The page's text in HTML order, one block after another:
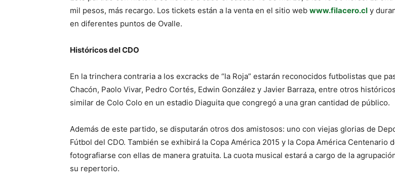
mil pesos, más recargo. Los tickets están a la venta en el sitio web www.filacero.cl y
en diferentes puntos de Ovalle.
Históricos del CDO
En la trinchera contraria a los excracks de “la Roja” estarán reconocidos futbolistas que
Chacón, Paolo Vivar, Pedro Cortés, Edwin González y Javier Barraza, entre otros
similar de Colo Colo en un estadio Diaguita que congregó a una gran cantidad de público.
Además de este partido, se disputarán otros dos amistosos: uno con viejas glorias de
Fútbol del CDO. También se exhibirá la Copa América 2015 y la Copa América
fotografiarse con ellas de manera gratuita. La cuota musical estará a cargo de la
su repertorio.